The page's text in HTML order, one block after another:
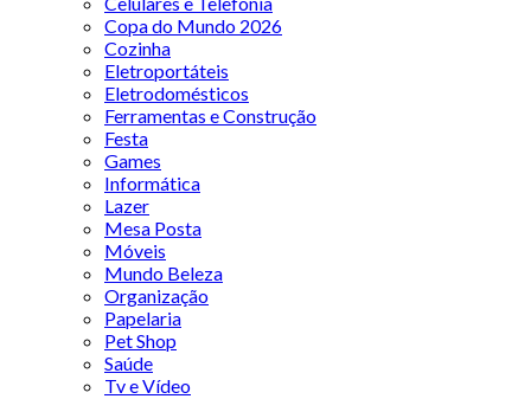
Copa do Mundo 2026
Cozinha
Eletroportáteis
Eletrodomésticos
Ferramentas e Construção
Festa
Games
Informática
Lazer
Mesa Posta
Móveis
Mundo Beleza
Organização
Papelaria
Pet Shop
Saúde
Tv e Vídeo